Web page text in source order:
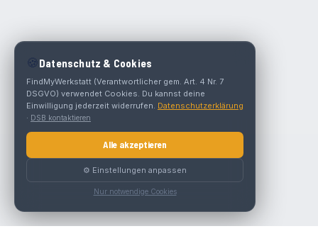
🍪 Datenschutz & Cookies
FindMyWerkstatt (Verantwortlicher gem. Art. 4 Nr. 7
DSGVO) verwendet Cookies. Du kannst deine
Einwilligung jederzeit widerrufen. Datenschutzerklärung
· DSB kontaktieren
Alle akzeptieren
⚙️ Einstellungen anpassen
Nur notwendige Cookies